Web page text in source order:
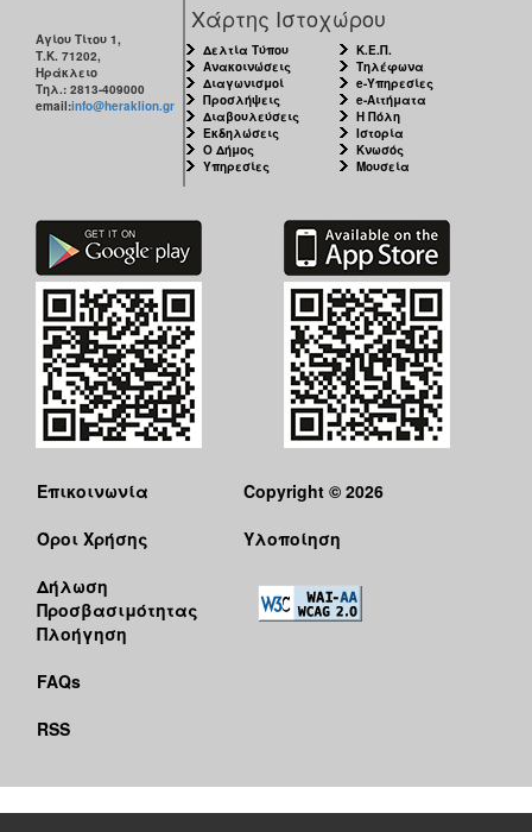
Αγίου Τίτου 1,
Τ.Κ. 71202,
Ηράκλειο
Τηλ.: 2813-409000
email:info@heraklion.gr
Χάρτης Ιστοχώρου
Δελτία Τύπου
Ανακοινώσεις
Διαγωνισμοί
Προσλήψεις
Διαβουλεύσεις
Εκδηλώσεις
Ο Δήμος
Υπηρεσίες
Κ.Ε.Π.
Τηλέφωνα
e-Υπηρεσίες
e-Αιτήματα
Η Πόλη
Ιστορία
Κνωσός
Μουσεία
Επικοινωνία
Όροι Χρήσης
Δήλωση
Προσβασιμότητας
Πλοήγηση
FAQs
RSS
Copyright © 2026
Υλοποίηση